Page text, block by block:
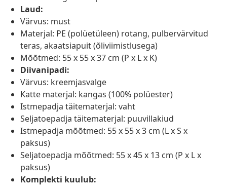
Laud:
Värvus: must
Materjal: PE (polüetüleen) rotang, pulbervärvitud
teras, akaatsiapuit (õliviimistlusega)
Mõõtmed: 55 x 55 x 37 cm (P x L x K)
Diivanipadi:
Värvus: kreemjasvalge
Katte materjal: kangas (100% polüester)
Istmepadja täitematerjal: vaht
Seljatoepadja täitematerjal: puuvillakiud
Istmepadja mõõtmed: 55 x 55 x 3 cm (L x S x
paksus)
Seljatoepadja mõõtmed: 55 x 45 x 13 cm (P x L x
paksus)
Komplekti kuulub: